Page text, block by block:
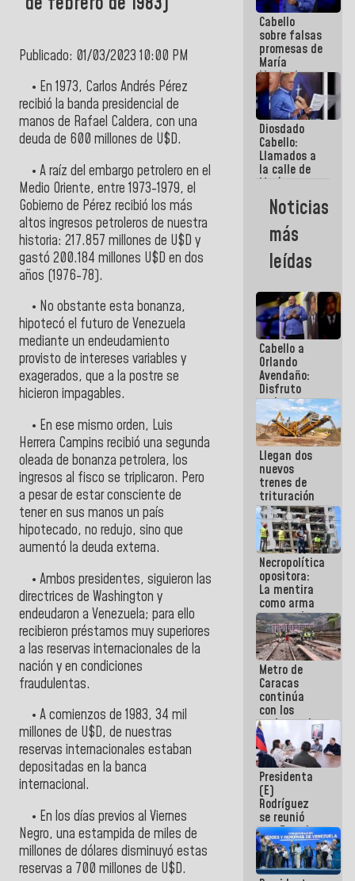
Publicado: 01/03/2023 10:00 PM
• En 1973, Carlos Andrés Pérez
recibió la banda presidencial de
manos de Rafael Caldera, con una
deuda de 600 millones de U$D.
• A raíz del embargo petrolero en el
Medio Oriente, entre 1973-1979, el
Gobierno de Pérez recibió los más
altos ingresos petroleros de nuestra
historia: 217.857 millones de U$D y
gastó 200.184 millones U$D en dos
años (1976-78).
• No obstante esta bonanza,
hipotecó el futuro de Venezuela
mediante un endeudamiento
provisto de intereses variables y
exagerados, que a la postre se
hicieron impagables.
• En ese mismo orden, Luis
Herrera Campins recibió una segunda
oleada de bonanza petrolera, los
ingresos al fisco se triplicaron. Pero
a pesar de estar consciente de
tener en sus manos un país
hipotecado, no redujo, sino que
aumentó la deuda externa.
• Ambos presidentes, siguieron las
directrices de Washington y
endeudaron a Venezuela; para ello
recibieron préstamos muy superiores
a las reservas internacionales de la
nación y en condiciones
fraudulentas.
• A comienzos de 1983, 34 mil
millones de U$D, de nuestras
reservas internacionales estaban
depositadas en la banca
internacional.
• En los días previos al Viernes
Negro, una estampida de miles de
millones de dólares disminuyó estas
reservas a 700 millones de U$D.
política más
sólida de
Venezuela
Cabello
sobre falsas
promesas de
María
Machado:
¿Quién le
puede creer?
¿Y la gente
que ella iba
a salvar en
La Guaira?
Diosdado
Cabello:
Llamados a
la calle de
María
Machado se
estrellaron
de frente
contra el
Pueblo
Noticias
más
leídas
Cabello a
Orlando
Avendaño:
Disfruto
cada vez
que escribes
porque lo
que haces
es
embarrarla
Llegan dos
nuevos
trenes de
trituración
para
optimizar
manejo de
escombros
en La Guaira
Necropolítica
opositora:
La mentira
como arma
contra el
Pueblo
Metro de
Caracas
continúa
con los
trabajos de
mantenimiento
e inspección
en la Línea 2
Presidenta
(E)
Rodríguez
se reunió
con Estado
Mayor
Eléctrico
para